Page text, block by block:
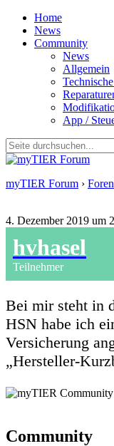
Home
News
Community
News
Allgemein
App /
myTIER Forum › Foren
4. Dezember 2019 um
hvhasel
Teilnehmer
Bei mir steht in
HSN habe ich
Versicherung
„Hersteller-
Community